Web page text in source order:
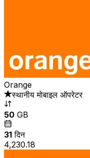
Orange
स्थानीय मोबाइल ऑपरेटर
50 GB
31 दिन
₹4,230.18